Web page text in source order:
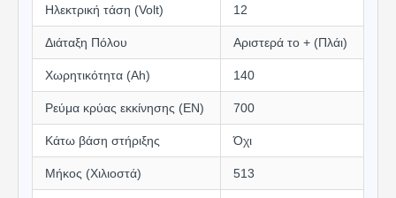
Ηλεκτρική τάση (Volt) 12
Διάταξη Πόλου Αριστερά το + (Πλάι)
Χωρητικότητα (Αh) 140
Ρεύμα κρύας εκκίνησης (EN) 700
Κάτω βάση στήριξης Όχι
Μήκος (Χιλιοστά) 513